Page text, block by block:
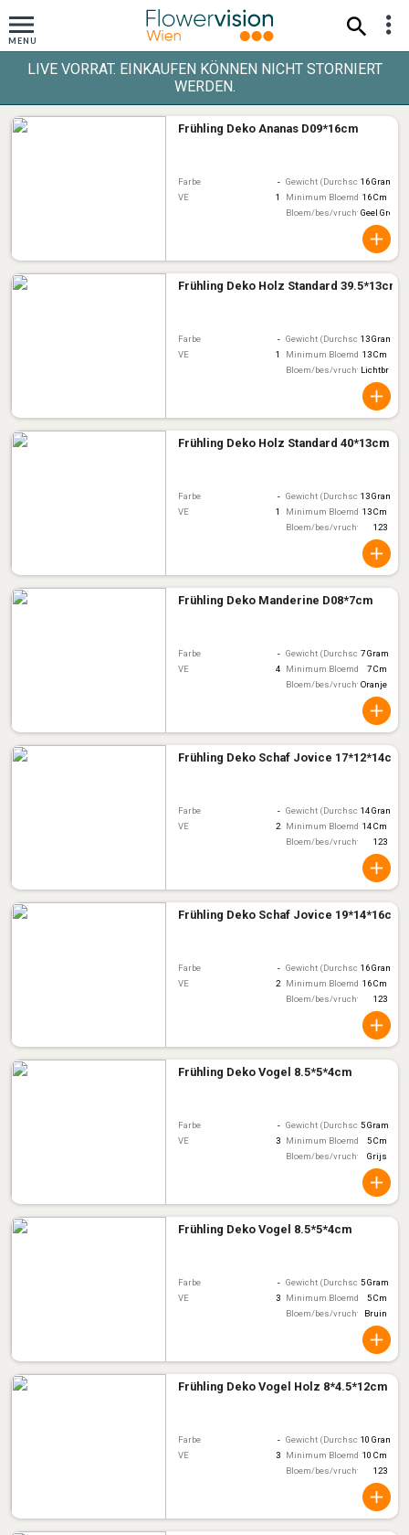
LIVE VORRAT. EINKAUFEN KÖNNEN NICHT STORNIERT
WERDEN.
Frühling Deko Ananas D09*16cm
Farbe - Gewicht (Durchschnitt)
16 Gram
VE
1 Minimum Bloemdiameter
16 Cm
Bloem/bes/vruchtkleurGeel Groen
Frühling Deko Holz Standard 39.5*13cm
Farbe - Gewicht (Durchschnitt)
13 Gram
VE
1 Minimum Bloemdiameter
13 Cm
Bloem/bes/vruchtkleurLichtbruin
Frühling Deko Holz Standard 40*13cm
Farbe - Gewicht (Durchschnitt)
13 Gram
VE
1 Minimum Bloemdiameter
13 Cm
Bloem/bes/vruchtkleur123
Frühling Deko Manderine D08*7cm
Farbe - Gewicht (Durchschnitt)
7 Gram
VE
4 Minimum Bloemdiameter
7 Cm
Bloem/bes/vruchtkleur
Oranje
Frühling Deko Schaf Jovice 17*12*14cm
Farbe - Gewicht (Durchschnitt)
14 Gram
VE
2 Minimum Bloemdiameter
14 Cm
Bloem/bes/vruchtkleur123
Frühling Deko Schaf Jovice 19*14*16cm
Farbe - Gewicht (Durchschnitt)
16 Gram
VE
2 Minimum Bloemdiameter
16 Cm
Bloem/bes/vruchtkleur123
Frühling Deko Vogel 8.5*5*4cm
Farbe - Gewicht (Durchschnitt)
5 Gram
VE
3 Minimum Bloemdiameter
5 Cm
Bloem/bes/vruchtkleur
Grijs
Frühling Deko Vogel 8.5*5*4cm
Farbe - Gewicht (Durchschnitt)
5 Gram
VE
3 Minimum Bloemdiameter
5 Cm
Bloem/bes/vruchtkleur
Bruin
Frühling Deko Vogel Holz 8*4.5*12cm
Farbe - Gewicht (Durchschnitt)
10 Gram
VE
3 Minimum Bloemdiameter
10 Cm
Bloem/bes/vruchtkleur123